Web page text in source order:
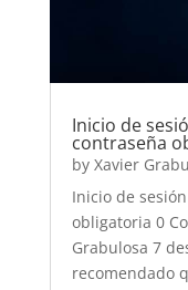
Inicio de
contraseña
by Xavier
Inicio de
obligatoria 0
Grabulosa 7
recomendado